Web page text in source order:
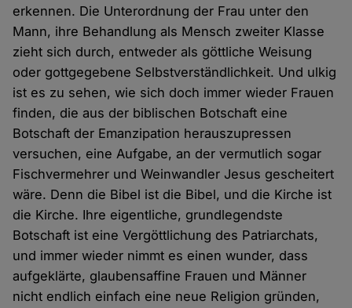
erkennen. Die Unterordnung der Frau unter den
Mann, ihre Behandlung als Mensch zweiter Klasse
zieht sich durch, entweder als göttliche Weisung
oder gottgegebene Selbstverständlichkeit. Und ulkig
ist es zu sehen, wie sich doch immer wieder Frauen
finden, die aus der biblischen Botschaft eine
Botschaft der Emanzipation herauszupressen
versuchen, eine Aufgabe, an der vermutlich sogar
Fischvermehrer und Weinwandler Jesus gescheitert
wäre. Denn die Bibel ist die Bibel, und die Kirche ist
die Kirche. Ihre eigentliche, grundlegendste
Botschaft ist eine Vergöttlichung des Patriarchats,
und immer wieder nimmt es einen wunder, dass
aufgeklärte, glaubensaffine Frauen und Männer
nicht endlich einfach eine neue Religion gründen,